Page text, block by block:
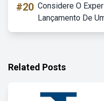
#20 Considere O
Lançamento De
Related Posts